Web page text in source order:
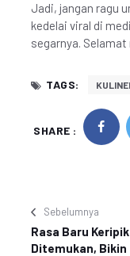
Jadi, jangan ragu
kedelai viral di
segarnya.
TAGS:
SHARE :
Sebelumnya
Rasa Baru
Ditemukan, Bikin